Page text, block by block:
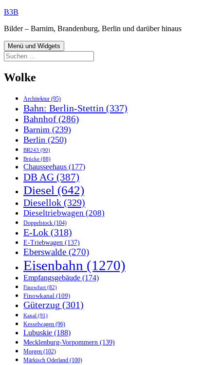
Zum
springen
B3B
Bilder – Barnim, Brandenburg, Berlin und darüber hinaus
Menü und Widgets
Suchen
nach:
Wolke
Architektur (95)
Bahn: Berlin-Stettin (337)
Bahnhof(286)
Barnim (239)
Berlin (250)
BR243 (90)
Brücke (88)
Chausseehaus (177)
DB AG (387)
Diesel (642)
Diesellok (329)
Dieseltriebwagen (208)
Doppelstock (104)
E-Lok (318)
E-Triebwagen (137)
Eberswalde (270)
Eisenbahn (1270)
Empfangsgebäude (174)
Finowfurt (82)
Finowkanal (109)
Güterzug (301)
Kanal (91)
Kesselwagen (96)
Lubuskie (188)
Mecklenburg-Vorpommern (139)
Morgen (102)
Märkisch Oderland (100)